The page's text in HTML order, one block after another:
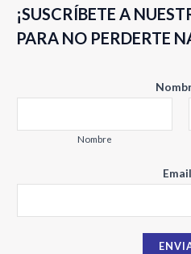
con
0
5
¡SUSCRÍBETE A
PARA NO PERDERTE
Nombre
o
r
Email